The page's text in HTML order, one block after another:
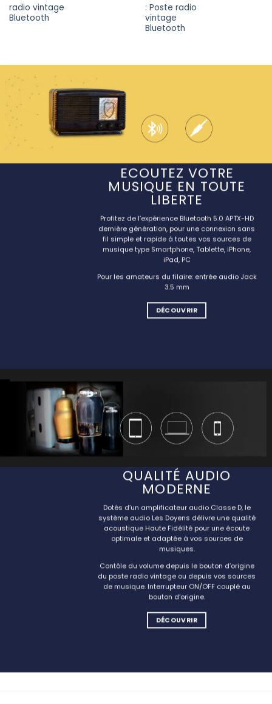
radio vintage
Bluetooth
: Poste radio
vintage
Bluetooth
ECOUTEZ VOTRE
MUSIQUE EN TOUTE
LIBERTE
Profitez de l’expérience Bluetooth 5.0 APTX-HD
dernière génération, pour une connexion sans
fil simple et rapide à toutes vos sources de
musique type Smartphone, Tablette, iPhone,
iPad, PC
Pour les amateurs du filaire: entrée audio Jack
3.5 mm
DÉCOUVRIR
QUALITÉ AUDIO
MODERNE
Dotés d’un amplificateur audio Classe D, le
système audio Les Doyens délivre une qualité
acoustique Haute Fidélité pour une écoute
optimale et adaptée à vos sources de
musiques.
Contôle du volume depuis le bouton d’origine
du poste radio vintage ou depuis vos sources
de musique. Interrupteur ON/OFF couplé au
bouton d’origine.
DÉCOUVRIR